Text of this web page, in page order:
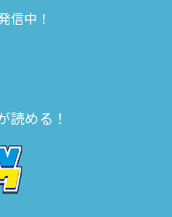
信中！
読める！